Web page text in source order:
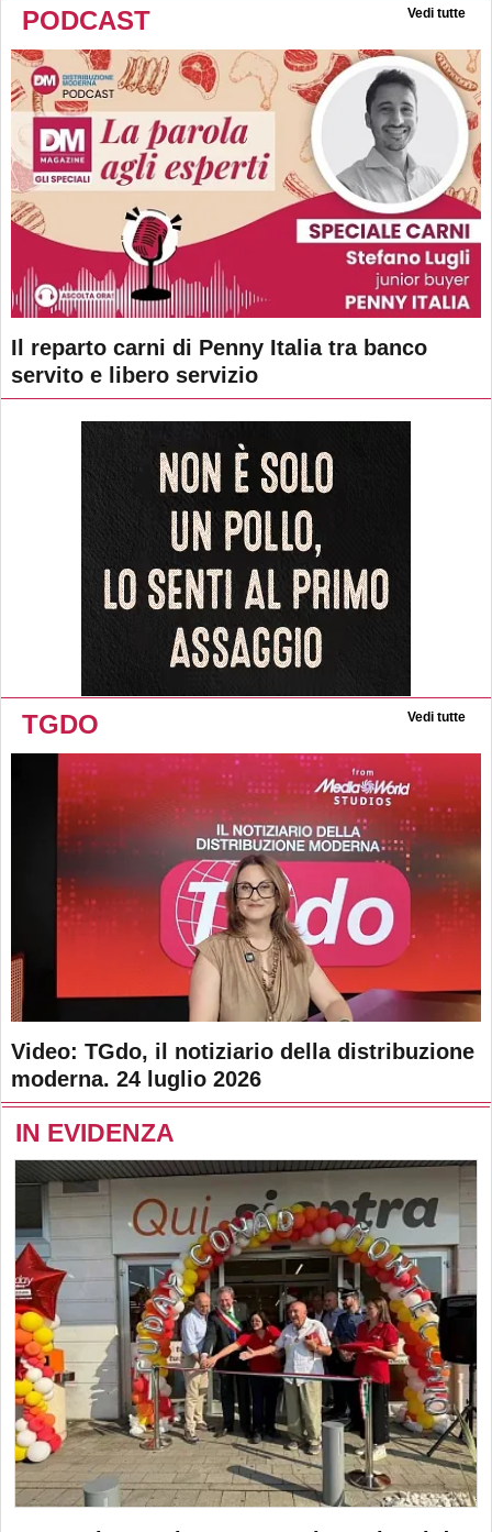
PODCAST Vedi tutte
Il reparto carni di Penny Italia tra banco
servito e libero servizio
TGDO Vedi tutte
Video: TGdo, il notiziario della distribuzione
moderna. 24 luglio 2026
IN EVIDENZA